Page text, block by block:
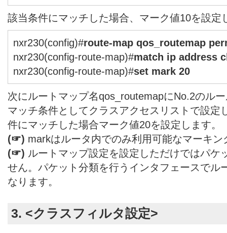
該当条件にマッチした場合、マーク値10を設定
nxr230(config)#route-map qos_routemap
nxr230(config-route-map)#match ip address
nxr230(config-route-map)#set mark 20
次にルートマップ名qos_routemapにNo.2のル
マッチ条件としてクラスアクセスリストで設定
件にマッチした場合マーク値20を設定します。
(☞) markはルータ内でのみ利用可能なマーキン
(☞) ルートマップ設定を設定しただけではパケ
せん。パケット分類を行うインタフェースでル
なります。
3. <クラスフィルタ設定>